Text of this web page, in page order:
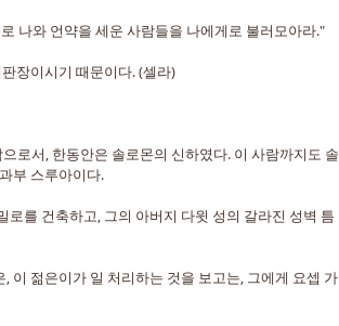
나와 언약을 세운 사람들을 나에게로 불러모아라."
장이시기 때문이다. (셀라)
로서, 한동안은 솔로몬의 신하였다. 이 사람까지도 솔
부 스루아이다.
를 건축하고, 그의 아버지 다윗 성의 갈라진 성벽 틈
이 젊은이가 일 처리하는 것을 보고는, 그에게 요셉 가